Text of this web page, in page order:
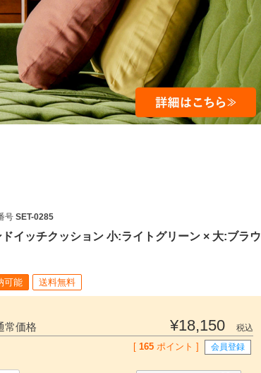
号 SET-0285
イッチクッション 小:ライトグリーン × 大:ブラウ
可能 送料無料
常価格 ¥18,150
税込
[165 ポイント ] 会員登録
検索